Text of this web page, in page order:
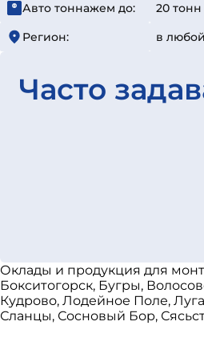
Авто тоннажем до:
20 тонн
Регион:
в
Часто
Оклады и продукция для
Бокситогорск, Бугры,
Кудрово, Лодейное Поле,
Сланцы, Сосновый Бор,